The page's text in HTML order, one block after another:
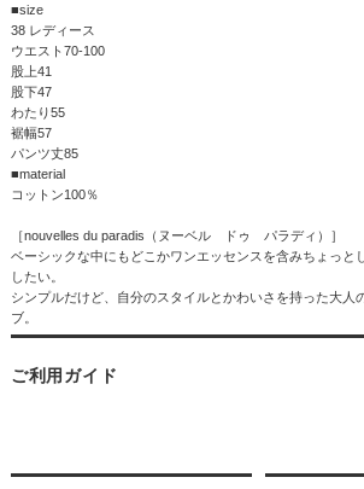
■size
38 レディース
ウエスト70-100
股上41
股下47
わたり55
裾幅57
パンツ丈85
■material
コットン100％
［nouvelles du paradis（ヌーベル ドゥ パラディ）］
ベーシックな中にもどこかワンエッセンスを含みちょっと
したい。
シンプルだけど、自分のスタイルとかわいさを持った大人
ブ。
ご利用ガイド